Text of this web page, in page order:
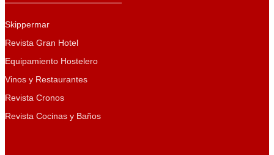
Skippermar
Revista Gran Hotel
Equipamiento Hostelero
Vinos y Restaurantes
Revista Cronos
Revista Cocinas y Baños